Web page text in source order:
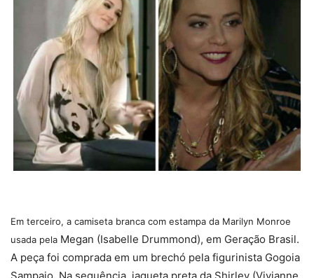
Em terceiro, a camiseta branca com estampa da Marilyn Monroe
usada pela Megan (Isabelle Drummond), em Geração Brasil.
A peça foi comprada em um brechó pela figurinista Gogoia